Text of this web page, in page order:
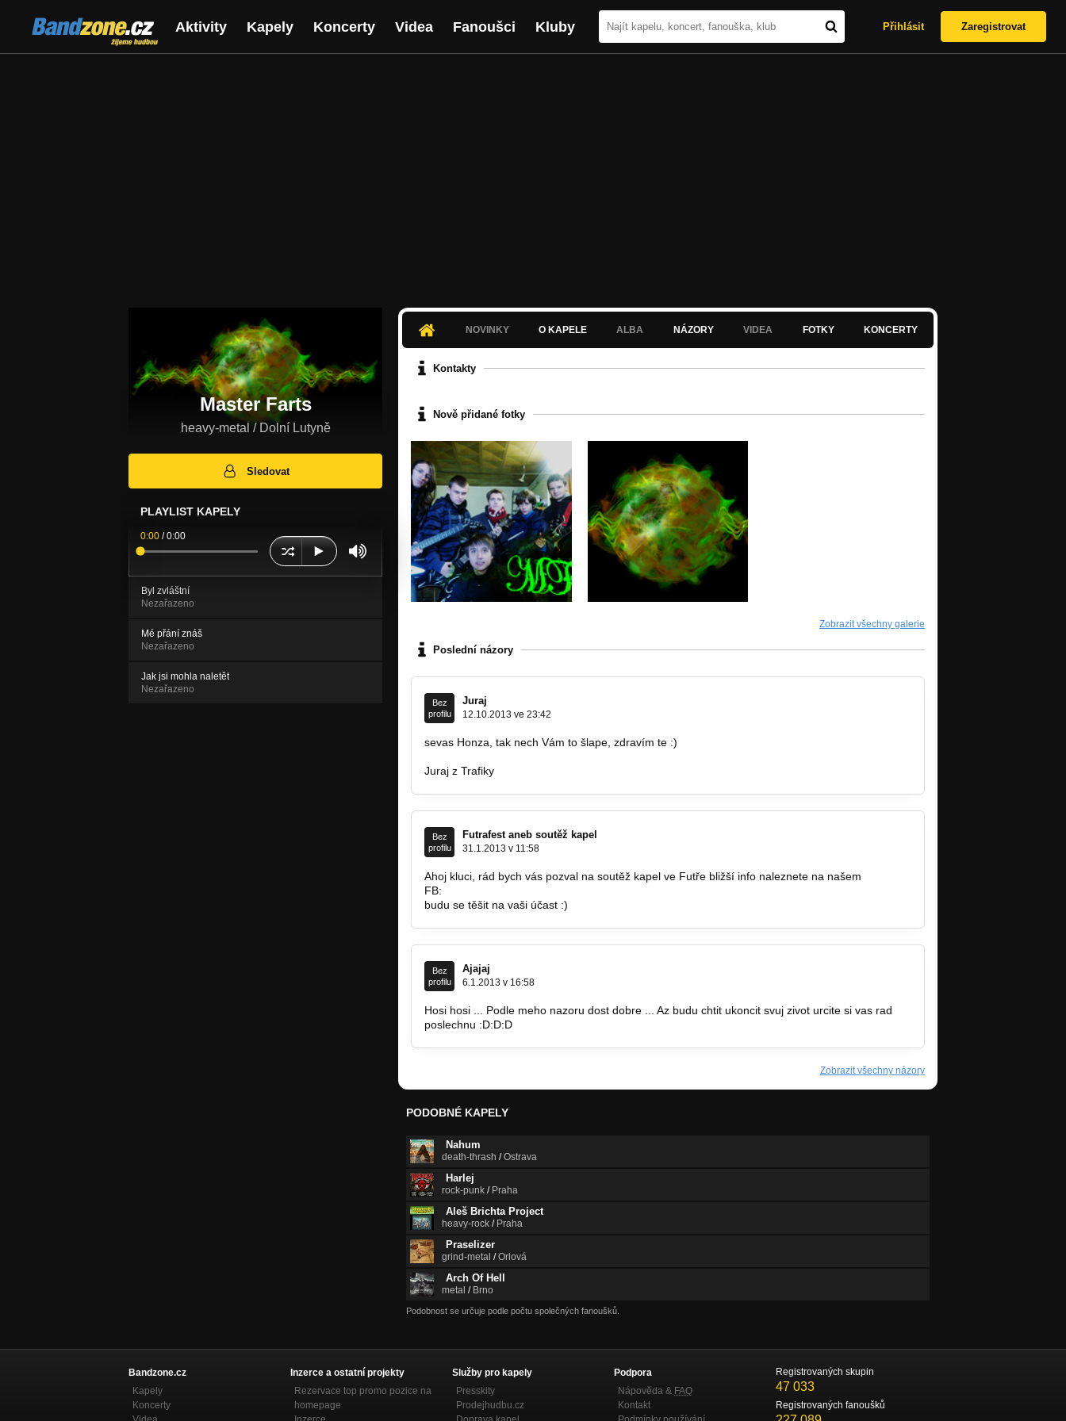
Bandzone.cz
žijeme hudbou
Aktivity Kapely Koncerty Videa Fanoušci Kluby Přihlásit Zaregistrovat
Master Farts
heavy-metal / Dolní Lutyně
Sledovat
PLAYLIST KAPELY
0:00 /0:00
Byl zvláštní
Nezařazeno
Mé přání znáš
Nezařazeno
Jak jsi mohla naletět
Nezařazeno
NOVINKY O KAPELE ALBA NÁZORY VIDEA FOTKY KONCERTY
Kontakty
Nově přidané fotky
Zobrazit všechny galerie
Poslední názory
Bez
profilu
Juraj
12.10.2013 ve 23:42
sevas Honza, tak nech Vám to šlape, zdravím te :)
Juraj z Trafiky
Bez
profilu
Futrafest aneb soutěž kapel
31.1.2013 v 11:58
Ahoj kluci, rád bych vás pozval na soutěž kapel ve Futře bližší info naleznete na našem
FB:
budu se těšit na vaši účast :)
Bez
profilu
Ajajaj
6.1.2013 v 16:58
Hosi hosi ... Podle meho nazoru dost dobre ... Az budu chtit ukoncit svuj zivot urcite si vas rad
poslechnu :D:D:D
Zobrazit všechny názory
PODOBNÉ KAPELY
Nahum
death-thrash /Ostrava
Harlej
rock-punk / Praha
Aleš Brichta Project
heavy-rock / Praha
Praselizer
grind-metal /Orlová
Arch Of Hell
metal / Brno
Podobnost se určuje podle počtu společných fanoušků.
Bandzone.cz
Kapely
Koncerty
Inzerce a ostatní projekty
Rezervace top promo pozice na
homepage
Služby pro kapely
Presskity
Prodejhudbu.cz
Podpora
Nápověda & FAQ
Kontakt
Registrovaných skupin
47 033
Registrovaných fanoušků